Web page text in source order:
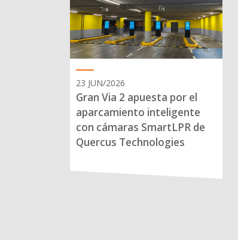
23 JUN/2026
Gran Via 2 apuesta por el
aparcamiento inteligente
con cámaras SmartLPR de
Quercus Technologies